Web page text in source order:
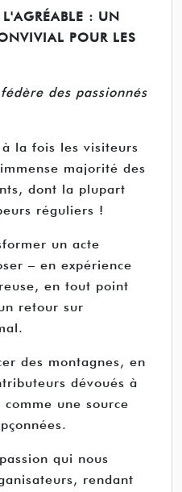
: UN
POUR LES
des passionnés
la fois les visiteurs
majorité des
dont la plupart
réguliers !
un acte
– en expérience
en tout point
retour sur
des montagnes, en
dévoués à
une source
qui nous
rendant